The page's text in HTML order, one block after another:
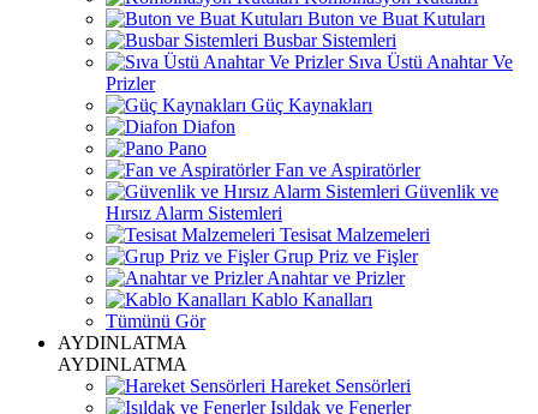
Buton ve Buat Kutuları
Busbar Sistemleri
Sıva Üstü Anahtar Ve
Prizler
Güç Kaynakları
Diafon
Pano
Fan ve Aspiratörler
Güvenlik ve
Hırsız Alarm Sistemleri
Tesisat Malzemeleri
Grup Priz ve Fişler
Anahtar ve Prizler
Kablo Kanalları
Tümünü Gör
AYDINLATMA
AYDINLATMA
Hareket Sensörleri
Işıldak ve Fenerler